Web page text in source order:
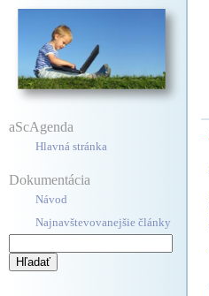
aScAgenda
Hlavná stránka
Dokumentácia
Návod
Najnavštevovanejšie články